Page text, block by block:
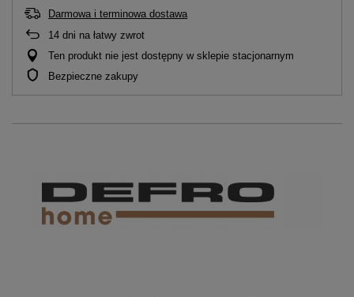
Darmowa i terminowa dostawa
14 dni na łatwy zwrot
Ten produkt nie jest dostępny w sklepie stacjonarnym
Bezpieczne zakupy